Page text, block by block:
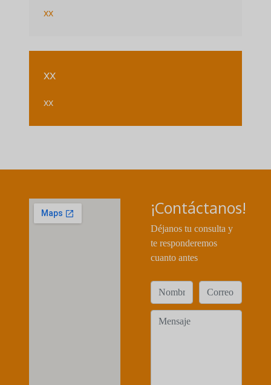
xx
xx
xx
¡Contáctanos!
Déjanos tu consulta y
te responderemos
cuanto antes